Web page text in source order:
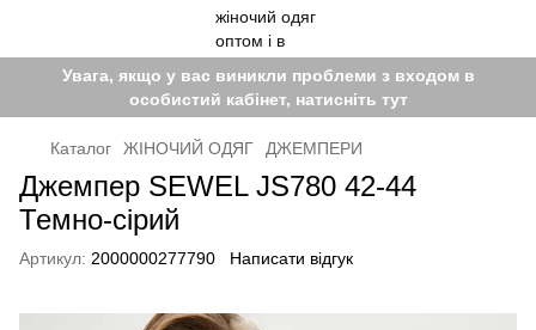
Увага, якщо у вас виникли проблеми з входом в
особистий кабінет, натисніть тут
Каталог ЖІНОЧИЙ ОДЯГ ДЖЕМПЕРИ
Джемпер SEWEL JS780 42-44
Темно-сірий
Артикул: 2000000277790 Написати відгук